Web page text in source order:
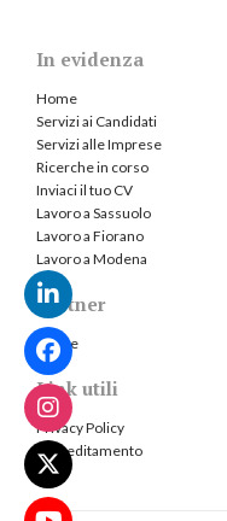
In evidenza
Home
Servizi ai Candidati
Servizi alle Imprese
Ricerche in corso
Inviaci il tuo CV
Lavoro a Sassuolo
Lavoro a Fiorano
Lavoro a Modena
Partner
Jooble
Link utili
Privacy Policy
Accreditamento